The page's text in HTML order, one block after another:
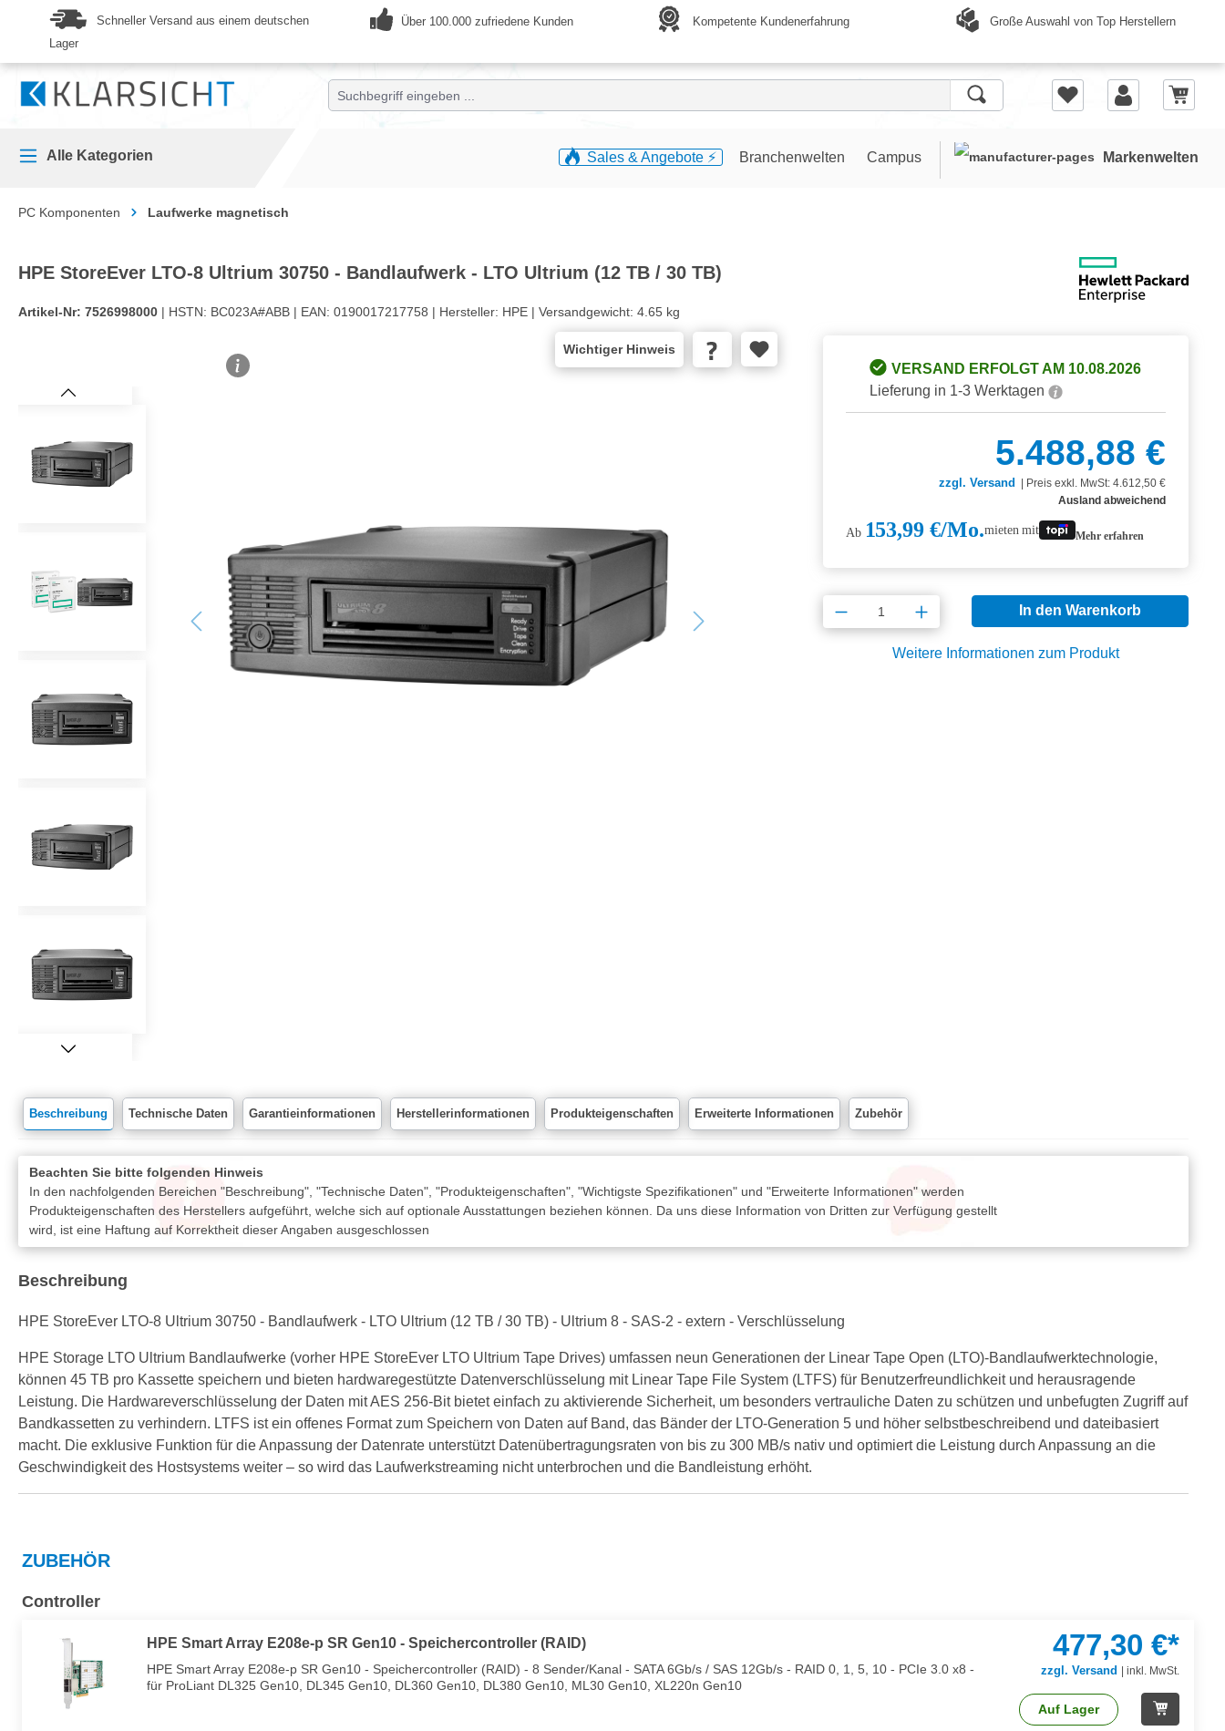
Zur Hauptnavigation springen
Schneller Versand aus einem deutschen
Lager
Über 100.000 zufriedene Kunden Kompetente Kundenerfahrung Große Auswahl von Top Herstellern
Alle Kategorien Sales & Angebote ⚡️ Branchenwelten Campus Markenwelten
PC Komponenten Laufwerke magnetisch
HPE StoreEver LTO-8 Ultrium 30750 - Bandlaufwerk - LTO Ultrium (12 TB / 30 TB)
Artikel-Nr: 7526998000 | HSTN: BC023A#ABB | EAN: 0190017217758 | Hersteller: HPE | Versandgewicht: 4.65 kg
Wichtiger Hinweis
Bildergalerie überspringen
VERSAND ERFOLGT AM 10.08.2026
Lieferung in 1-3 Werktagen
5.488,88 €
zzgl. Versand
Preis exkl. MwSt: 4.612,50 €
Ausland abweichend
Ab 153,99 €/Mo.mieten mit Mehr erfahren
Produkt Anzahl: Gib den gewünschten
In den Warenkorb
Weitere Informationen zum Produkt
Beschreibung Technische Daten Garantieinformationen Herstellerinformationen Produkteigenschaften Erweiterte Informationen Zubehör
Beachten Sie bitte folgenden Hinweis
In den nachfolgenden Bereichen "Beschreibung", "Technische Daten", "Produkteigenschaften", "Wichtigste Spezifikationen" und "Erweiterte Informationen" werden
Produkteigenschaften des Herstellers aufgeführt, welche sich auf optionale Ausstattungen beziehen können. Da uns diese Information von Dritten zur Verfügung gestellt
wird, ist eine Haftung auf Korrektheit dieser Angaben ausgeschlossen
Beschreibung
HPE StoreEver LTO-8 Ultrium 30750 - Bandlaufwerk - LTO Ultrium (12 TB / 30 TB) - Ultrium 8 - SAS-2 - extern - Verschlüsselung
HPE Storage LTO Ultrium Bandlaufwerke (vorher HPE StoreEver LTO Ultrium Tape Drives) umfassen neun Generationen der Linear Tape Open (LTO)-Bandlaufwerktechnologie,
können 45 TB pro Kassette speichern und bieten hardwaregestützte Datenverschlüsselung mit Linear Tape File System (LTFS) für Benutzerfreundlichkeit und herausragende
Leistung. Die Hardwareverschlüsselung der Daten mit AES 256-Bit bietet einfach zu aktivierende Sicherheit, um besonders vertrauliche Daten zu schützen und unbefugten Zugriff auf
Bandkassetten zu verhindern. LTFS ist ein offenes Format zum Speichern von Daten auf Band, das Bänder der LTO-Generation 5 und höher selbstbeschreibend und dateibasiert
macht. Die exklusive Funktion für die Anpassung der Datenrate unterstützt Datenübertragungsraten von bis zu 300 MB/s nativ und optimiert die Leistung durch Anpassung an die
Geschwindigkeit des Hostsystems weiter – so wird das Laufwerkstreaming nicht unterbrochen und die Bandleistung erhöht.
ZUBEHÖR
Controller
HPE Smart Array E208e-p SR Gen10 - Speichercontroller (RAID)
HPE Smart Array E208e-p SR Gen10 - Speichercontroller (RAID) - 8 Sender/Kanal - SATA 6Gb/s / SAS 12Gb/s - RAID 0, 1, 5, 10 - PCIe 3.0 x8 -
für ProLiant DL325 Gen10, DL345 Gen10, DL360 Gen10, DL380 Gen10, ML30 Gen10, XL220n Gen10
477,30 €*
zzgl. Versand |inkl. MwSt.
Auf Lager